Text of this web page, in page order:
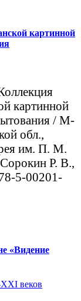
картинной
картинной
/ М-
обл.,
им. П. М.
Р. В.,
5-00201-
«Видение
веков